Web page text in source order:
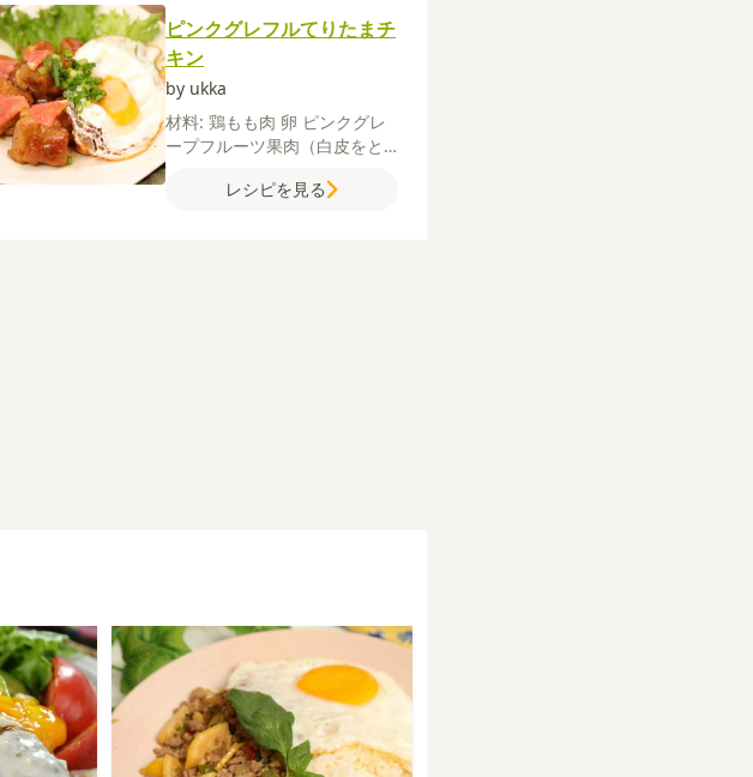
ピンクグレフルてりたまチ
キン
by ukka
材料: 鶏もも肉 卵 ピンクグレ
ープフルーツ果肉（白皮をと
レープフルーツグリーンリー
レシピを見る